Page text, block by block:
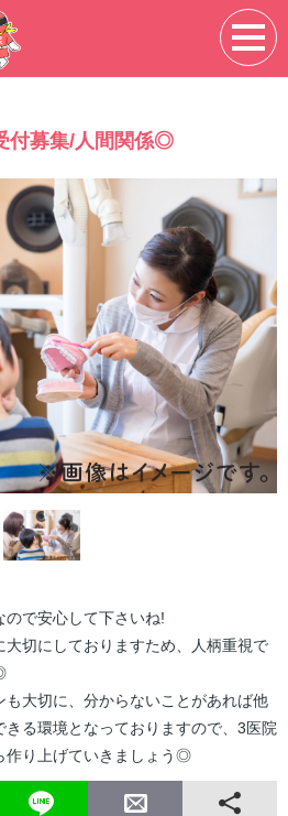
付募集/人間関係◎
で安心して下さいね!
切にしておりますため、人柄重視で
大切に、分からないことがあれば他
る環境となっておりますので、3医院
作り上げていきましょう◎